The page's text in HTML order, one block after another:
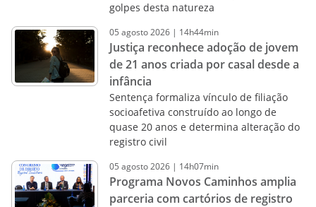
golpes desta natureza
05 agosto2026 | 14h44min
Justiça reconhece adoção de jovem
de 21 anos criada por casal desde a
infância
Sentença formaliza vínculo de filiação
socioafetiva construído ao longo de
quase 20 anos e determina alteração do
registro civil
05 agosto2026 | 14h07min
Programa Novos Caminhos amplia
parceria com cartórios de registro